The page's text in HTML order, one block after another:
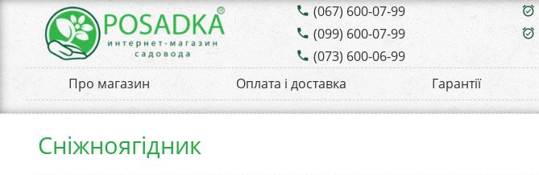
phone (067) 600-07-99
phone (099) 600-07-99
phone (073) 600-06-99
alarm_on
alarm_on
Про магазин Оплата і доставка Гарантії
Сніжноягідник